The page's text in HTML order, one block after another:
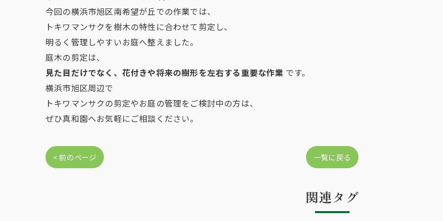
今回の横浜市旭区南希望が丘での作業では、
トキワマンサクを樹木の特性に合わせて剪定し、
明るく管理しやすいお庭へ整えました。
庭木の剪定は、
見た目だけでなく、花付きや将来の樹形を左右する重要な作業 です。
横浜市旭区周辺で
トキワマンサクの剪定やお庭の管理をご検討中の方は、
ぜひ真和園へお気軽にご相談ください。
< 前のページ 一覧に戻る
関連タグ